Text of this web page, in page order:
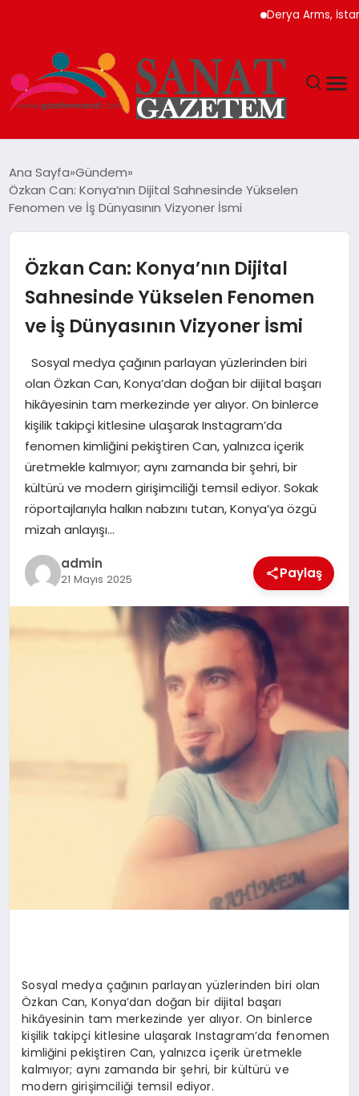
Derya Arms, İstanbul
YAŞAM
EKONOMI
SAĞLIK
DÜNYA
EĞITIM
Ana Sayfa Gündem
Özkan Can: Konya’nın Dijital Sahnesinde Yükselen
Fenomen ve İş Dünyasının Vizyoner İsmi
Özkan Can: Konya’nın Dijital
Sahnesinde Yükselen Fenomen
ve İş Dünyasının Vizyoner İsmi
Sosyal medya çağının parlayan yüzlerinden biri
olan Özkan Can, Konya’dan doğan bir dijital başarı
hikâyesinin tam merkezinde yer alıyor. On binlerce
kişilik takipçi kitlesine ulaşarak Instagram’da
fenomen kimliğini pekiştiren Can, yalnızca içerik
üretmekle kalmıyor; aynı zamanda bir şehri, bir
kültürü ve modern girişimciliği temsil ediyor. Sokak
röportajlarıyla halkın nabzını tutan, Konya’ya özgü
mizah anlayışı…
admin
21 Mayıs 2025 Paylaş
Sosyal medya çağının parlayan yüzlerinden biri olan
Özkan Can, Konya’dan doğan bir dijital başarı
hikâyesinin tam merkezinde yer alıyor. On binlerce
kişilik takipçi kitlesine ulaşarak Instagram’da fenomen
kimliğini pekiştiren Can, yalnızca içerik üretmekle
kalmıyor; aynı zamanda bir şehri, bir kültürü ve
modern girişimciliği temsil ediyor.